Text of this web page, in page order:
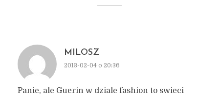
MILOSZ
2013-02-04 o 20:36
Panie, ale Guerin w dziale fashion to swieci